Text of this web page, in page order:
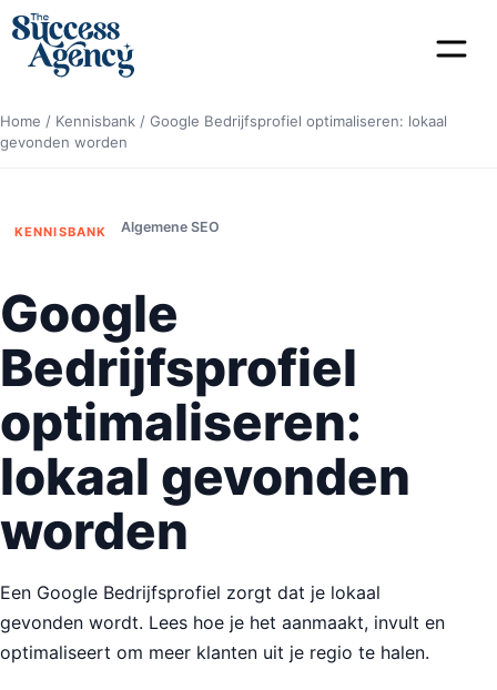
Home / Kennisbank / Google Bedrijfsprofiel optimaliseren: lokaal
gevonden worden
KENNISBANK Algemene SEO
Google
Bedrijfsprofiel
optimaliseren:
lokaal gevonden
worden
Een Google Bedrijfsprofiel zorgt dat je lokaal
gevonden wordt. Lees hoe je het aanmaakt, invult en
optimaliseert om meer klanten uit je regio te halen.